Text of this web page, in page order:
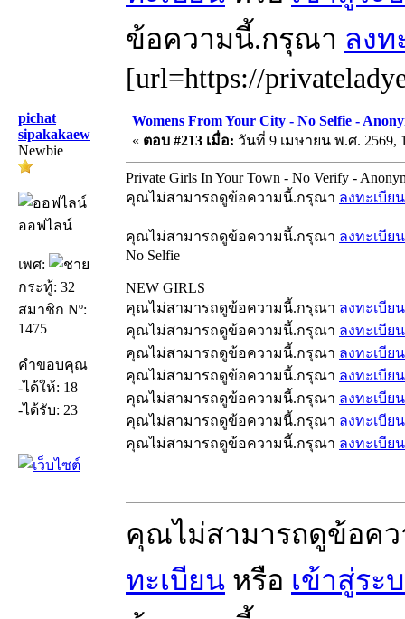
ข้อความนี้.กรุณา ลงท
[url=https://
pichat
sipakakaew
Newbie
ออฟไลน์
เพศ:
กระทู้: 32
สมาชิก Nº:
1475
คำขอบคุณ
-ได้ให้: 18
-ได้รับ: 23
Womens From Your City - No Selfie -
« ตอบ #213 เมื่อ: วันที่ 9 เมษายน พ.ศ. 2569,
Private Girls In Your Town - No Verify -
คุณไม่สามารถดูข้อความนี้.กรุณา ลงทะเบียน
คุณไม่สามารถดูข้อความนี้.กรุณา ลงทะเบียน
No Selfie
NEW GIRLS
คุณไม่สามารถดูข้อความนี้.กรุณา ลงทะเบียน
คุณไม่สามารถดูข้อความนี้.กรุณา ลงทะเบียน
คุณไม่สามารถดูข้อความนี้.กรุณา ลงทะเบียน
คุณไม่สามารถดูข้อความนี้.กรุณา ลงทะเบียน
คุณไม่สามารถดูข้อความนี้.กรุณา ลงทะเบียน
คุณไม่สามารถดูข้อความนี้.กรุณา ลงทะเบียน
คุณไม่สามารถดูข้อความนี้.กรุณา ลงทะเบียน
คุณไม่สามารถดูข้อค
ทะเบียน หรือ เข้าสู่ระ